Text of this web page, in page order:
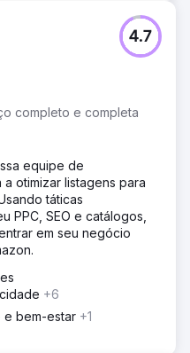
completo e completa
4.7
equipe de
otimizar listagens para
táticas
PPC, SEO e catálogos,
em seu negócio
+6
e bem-estar +1